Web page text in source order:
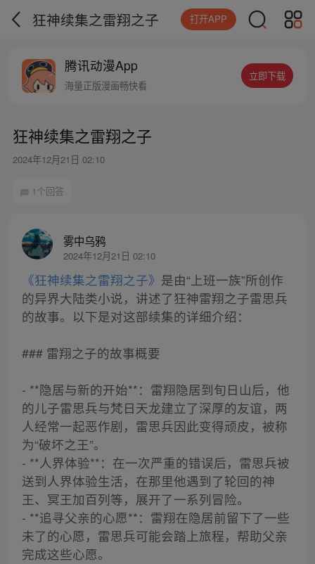
狂神续集之雷翔之子 打开APP
腾讯动漫App
海量正版漫画畅快看
立即下载
狂神续集之雷翔之子
2024年12月21日 02:10
1个回答
雾中乌鸦
2024年12月21日 02:10
《狂神续集之雷翔之子》 是由“上班一族”所创作
的异界大陆类小说，讲述了狂神雷翔之子雷思兵
的故事。以下是对这部续集的详细介绍：
### 雷翔之子的故事概要
- **隐居与新的开始**：雷翔隐居到旬日山后，他
的儿子雷思兵与梵日天龙建立了深厚的友谊，两
人经常一起恶作剧，雷思兵因此变得顽皮，被称
为“破坏之王”。
- **人界体验**：在一次严重的错误后，雷思兵被
送到人界体验生活，在那里他遇到了轮回的神
王、冥王加百列等，展开了一系列冒险。
- **追寻父亲的心愿**：雷翔在隐居前留下了一些
未了的心愿，雷思兵可能会踏上旅程，帮助父亲
完成这些心愿。